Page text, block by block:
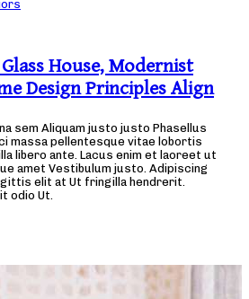
House, Modernist
Design Principles Align
sem Aliquam justo justo Phasellus
massa pellentesque vitae lobortis
libero ante. Lacus enim et laoreet ut
amet Vestibulum justo. Adipiscing
elit at Ut fringilla hendrerit.
odio Ut.